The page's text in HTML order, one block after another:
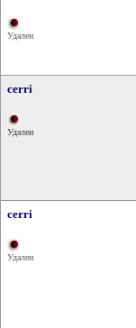
Удален
cerri
Удален
cerri
Удален